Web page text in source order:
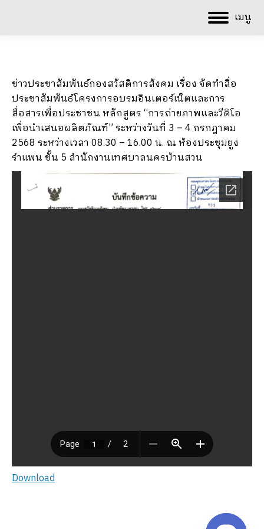
เมนู
ข่าวประชาสัมพันธ์กองสวัสดิการสังคม เรื่อง จัดทำสื่อ
ประชาสัมพันธ์โครงการอบรมอินเตอร์เน็ตและการ
สื่อสารเพื่อประชาชน หลักสูตร “การถ่ายภาพและวีดิโอ
เพื่อนำเสนอผลิตภัณฑ์” ระหว่างวันที่ 3 – 4 กรกฎาคม
2568 ระหว่างเวลา 08.30 – 16.00 น. ณ ห้องประชุมยูง
รำแพน ชั้น 5 สำนักงานเทศบาลนครบ้านสวน
Download